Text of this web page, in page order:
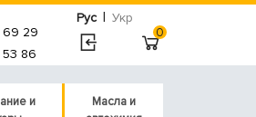
Рус | Укр
29
86
0
и
Масла и